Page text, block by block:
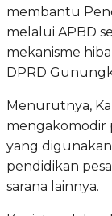
membantu
melalui APBD
mekanisme
DPRD
Menurutnya,
mengakomodir
yang
pendidikan
sarana lainnya.